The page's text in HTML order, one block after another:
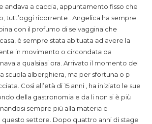
andava a caccia, appuntamento fisso che
tutt’oggi ricorrente . Angelica ha sempre
con il profumo di selvaggina che
è sempre stata abituata ad avere la
in movimento o circondata da
a qualsiasi ora. Arrivato il momento del
scuola alberghiera, ma per sfortuna o p
Così all’età di 15 anni , ha iniziato le sue
della gastronomia e da li non si è più
sempre più alla materia e
questo settore. Dopo quattro anni di stage